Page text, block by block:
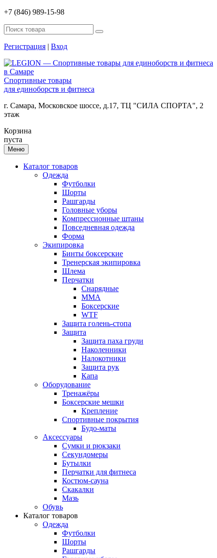
+7 (846) 989-15-98
Регистрация | Вход
Спортивные товары
для единоборств и фитнеса
г. Самара, Московское шоссе, д.17, ТЦ "СИЛА СПОРТА", 2
этаж
Корзина
пуста
Меню
Каталог товаров
Одежда
Футболки
Шорты
Рашгарды
Головные уборы
Компрессионные штаны
Повседневная одежда
Форма
Экипировка
Бинты боксерские
Тренерская экипировка
Шлема
Перчатки
Снарядные
ММА
Боксерские
WTF
Защита голень-стопа
Защита
Защита паха груди
Наколенники
Налокотники
Защита рук
Капа
Оборудование
Тренажёры
Боксерские мешки
Крепление
Спортивные покрытия
Будо-маты
Аксессуары
Сумки и рюкзаки
Секундомеры
Бутылки
Перчатки для фитнеса
Костюм-сауна
Скакалки
Мазь
Обувь
Каталог товаров
Одежда
Футболки
Шорты
Рашгарды